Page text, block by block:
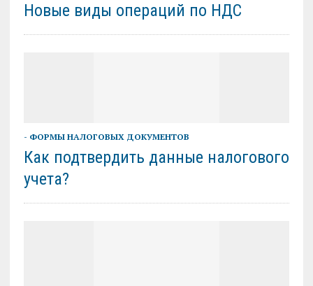
Новые виды операций по НДС
- ФОРМЫ НАЛОГОВЫХ ДОКУМЕНТОВ
Как подтвердить данные налогового
учета?